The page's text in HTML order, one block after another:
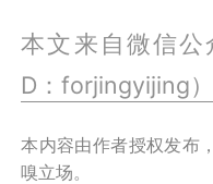
本文来自微信公
D：forjingyijing）
本内容由作者授权发布
嗅立场。